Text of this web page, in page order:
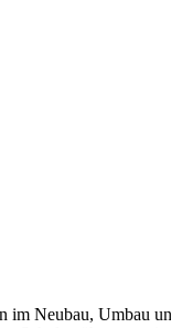
im Neubau, Umbau